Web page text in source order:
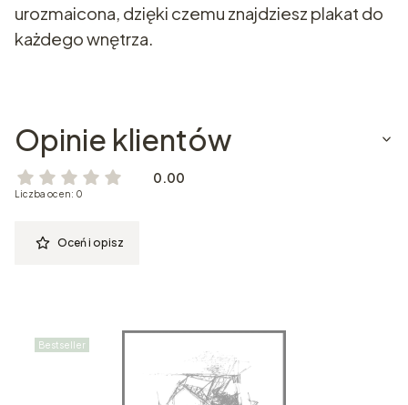
urozmaicona, dzięki czemu znajdziesz plakat do
każdego wnętrza.
Opinie klientów
0.00
Liczba ocen: 0
Oceń i opisz
Bestseller